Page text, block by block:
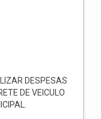
DESPESAS
DE VEICULO